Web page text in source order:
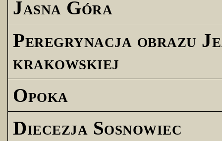
Jasna Góra
Peregrynacja obrazu
krakowskiej
Opoka
Diecezja Sosnowiec